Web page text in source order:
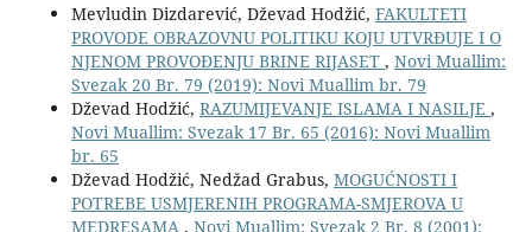
Mevludin Dizdarević, Dževad Hodžić, FAKULTETI
PROVODE OBRAZOVNU POLITIKU KOJU UTVRĐUJE I O
NJENOM PROVOĐENJU BRINE RIJASET , Novi Muallim:
Svezak 20 Br. 79 (2019): Novi Muallim br. 79
Dževad Hodžić, RAZUMIJEVANJE ISLAMA I NASILJE ,
Novi Muallim: Svezak 17 Br. 65 (2016): Novi Muallim
br. 65
Dževad Hodžić, Nedžad Grabus, MOGUĆNOSTI I
POTREBE USMJERENIH PROGRAMA-SMJEROVA U
MEDRESAMA , Novi Muallim: Svezak 2 Br. 8 (2001):